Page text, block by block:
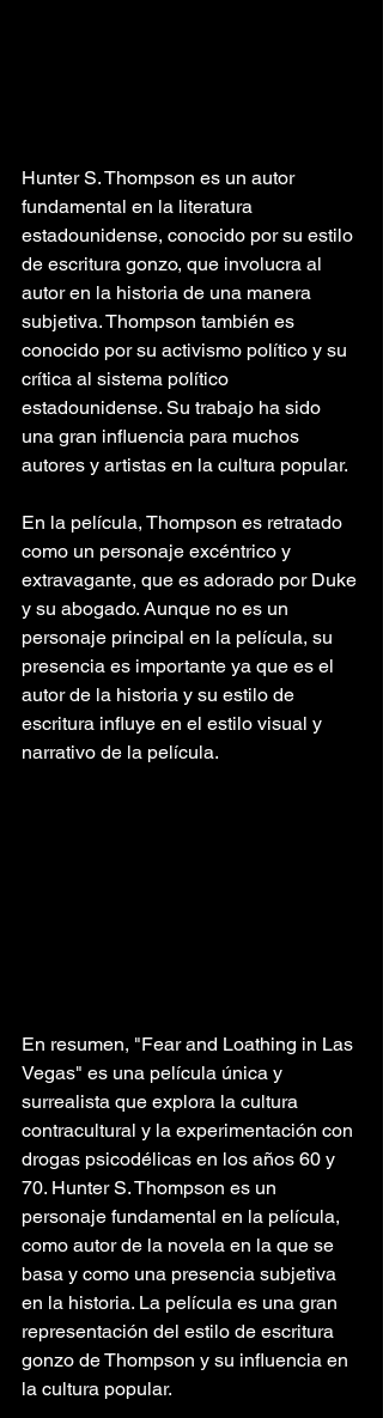
Hunter S. Thompson es un autor
fundamental en la literatura
estadounidense, conocido por su estilo
de escritura gonzo, que involucra al
autor en la historia de una manera
subjetiva. Thompson también es
conocido por su activismo político y su
crítica al sistema político
estadounidense. Su trabajo ha sido
una gran influencia para muchos
autores y artistas en la cultura popular.
En la película, Thompson es retratado
como un personaje excéntrico y
extravagante, que es adorado por Duke
y su abogado. Aunque no es un
personaje principal en la película, su
presencia es importante ya que es el
autor de la historia y su estilo de
escritura influye en el estilo visual y
narrativo de la película.
En resumen, "Fear and Loathing in Las
Vegas" es una película única y
surrealista que explora la cultura
contracultural y la experimentación con
drogas psicodélicas en los años 60 y
70. Hunter S. Thompson es un
personaje fundamental en la película,
como autor de la novela en la que se
basa y como una presencia subjetiva
en la historia. La película es una gran
representación del estilo de escritura
gonzo de Thompson y su influencia en
la cultura popular.